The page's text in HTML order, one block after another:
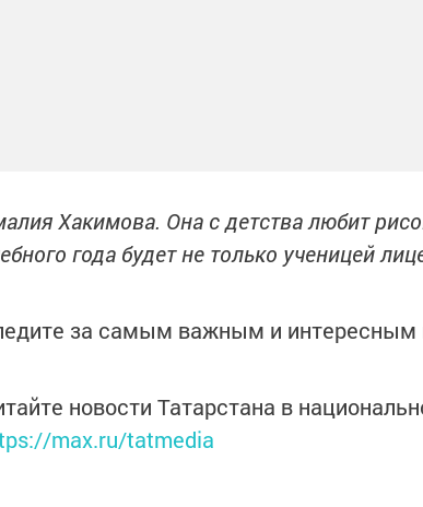
Хакимова. Она с детства любит
года будет не только ученицей
за самым важным и интересным
новости Татарстана в
max.ru/tatmedia